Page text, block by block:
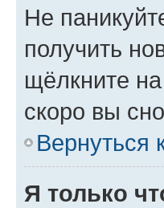
Не
получить
щёлкните
скоро вы
Вернуться
Я только